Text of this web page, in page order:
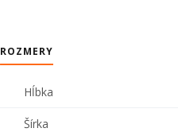
ROZMERY
Hĺbka
Šírka